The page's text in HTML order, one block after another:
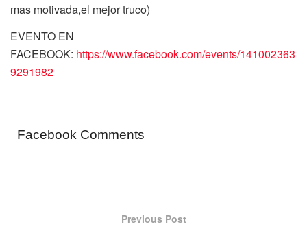
mas motivada,el mejor truco)
EVENTO EN
FACEBOOK: https://www.facebook.com/events/141002363
9291982
Facebook Comments
Previous Post